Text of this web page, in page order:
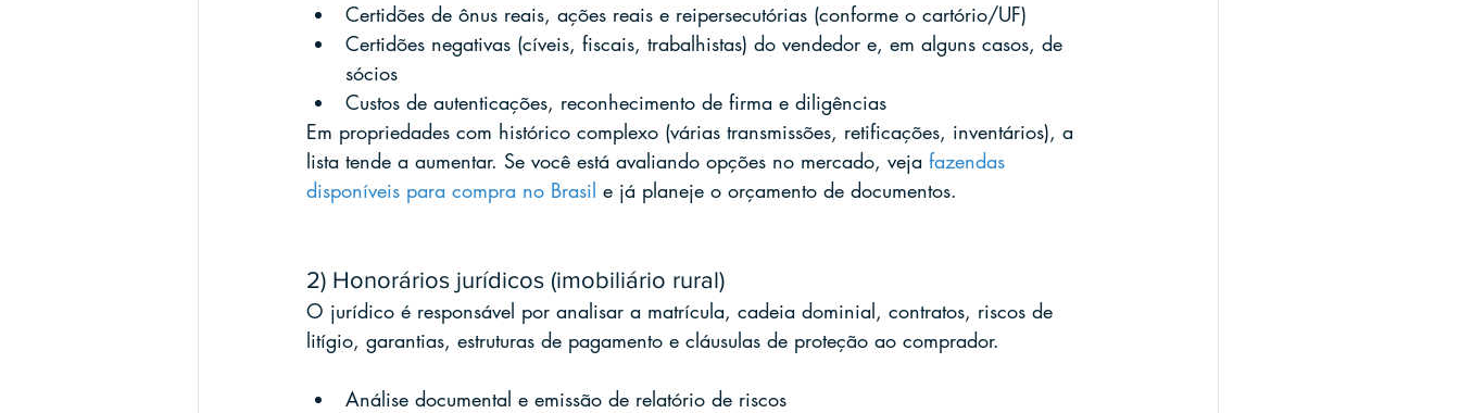
Certidões de ônus reais, ações reais e reipersecutórias (conforme o cartório/UF)
Certidões negativas (cíveis, fiscais, trabalhistas) do vendedor e, em alguns casos, de
sócios
Custos de autenticações, reconhecimento de firma e diligências
Em propriedades com histórico complexo (várias transmissões, retificações, inventários), a
lista tende a aumentar. Se você está avaliando opções no mercado, veja fazendas
disponíveis para compra no Brasil e já planeje o orçamento de documentos.
2) Honorários jurídicos (imobiliário rural)
O jurídico é responsável por analisar a matrícula, cadeia dominial, contratos, riscos de
litígio, garantias, estruturas de pagamento e cláusulas de proteção ao comprador.
Análise documental e emissão de relatório de riscos